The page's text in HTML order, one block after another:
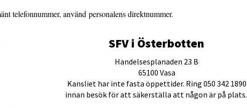
telefonnummer, använd personalens direktnummer.
SFV i Österbotten
Handelsesplanaden 23 B
65100 Vasa
Kansliet har inte fasta öppettider. Ring 050 342 1890
innan besök för att säkerställa att någon är på plats.